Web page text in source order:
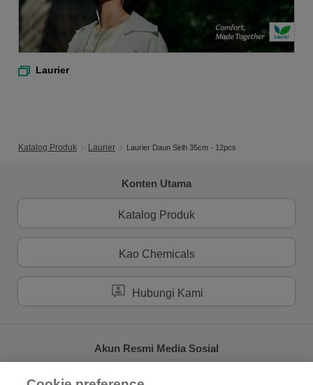
Laurier
Katalog Produk Laurier Laurier Daun Sirih 35cm - 12pcs
Konten Utama
Katalog Produk
Kao Chemicals
Hubungi Kami
Akun Resmi Media Sosial